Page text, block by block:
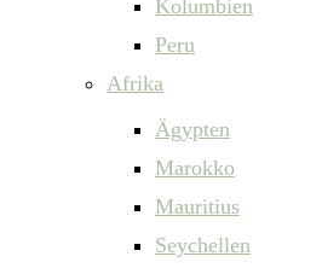
Kolumbien
Peru
Afrika
Ägypten
Marokko
Mauritius
Seychellen